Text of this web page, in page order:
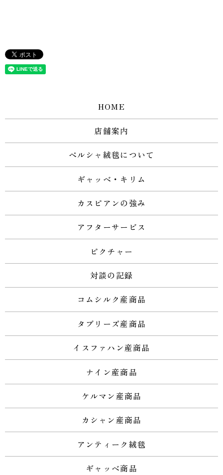
HOME
店舗案内
ペルシャ絨毯について
ギャッベ・キリム
カスピアンの強み
アフターサービス
ピクチャー
対談の記録
コムシルク産商品
タブリーズ産商品
イスファハン産商品
ナイン産商品
ケルマン産商品
カシャン産商品
アンティーク絨毯
ギャッベ商品